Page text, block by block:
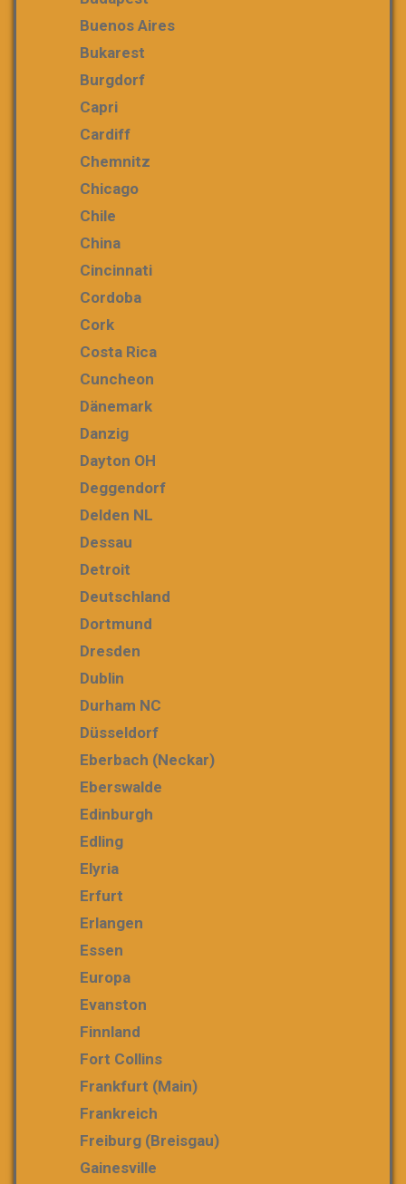
Buenos Aires
Bukarest
Burgdorf
Capri
Cardiff
Chemnitz
Chicago
Chile
China
Cincinnati
Cordoba
Cork
Costa Rica
Cuncheon
Dänemark
Danzig
Dayton OH
Deggendorf
Delden NL
Dessau
Detroit
Deutschland
Dortmund
Dresden
Dublin
Durham NC
Düsseldorf
Eberbach (Neckar)
Eberswalde
Edinburgh
Edling
Elyria
Erfurt
Erlangen
Essen
Europa
Evanston
Finnland
Fort Collins
Frankfurt (Main)
Frankreich
Freiburg (Breisgau)
Gainesville